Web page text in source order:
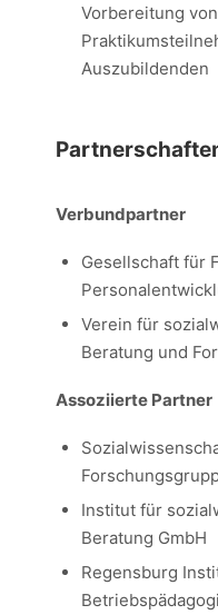
Vorbereitung von
Auszubildenden
Verbundpartner
Gesellschaft für
Verein für
Beratung und
Assoziierte Partner
Institut für
Beratung GmbH
Regensburg